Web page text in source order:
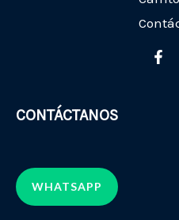
CONTÁCTANOS
WHATSAPP